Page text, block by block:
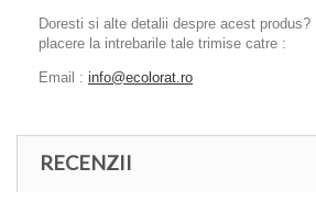
Doresti si alte detalii despre acest produs?
placere la intrebarile tale trimise catre :
Email : info@ecolorat.ro
RECENZII